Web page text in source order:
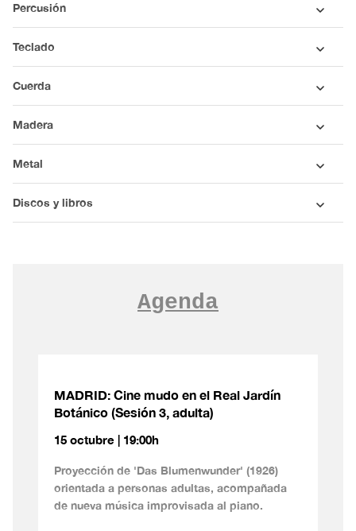
Percusión
Teclado
Cuerda
Madera
Metal
Discos y libros
Agenda
MADRID: Cine mudo en el Real Jardín
Botánico (Sesión 3, adulta)
15 octubre | 19:00h
Proyección de 'Das Blumenwunder' (1926)
orientada a personas adultas, acompañada
de nueva música improvisada al piano.